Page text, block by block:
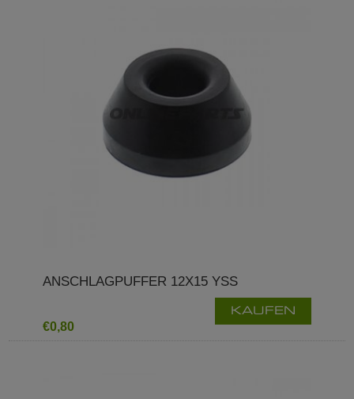
ANSCHLAGPUFFER 12X15 YSS
€0,80
KAUFEN